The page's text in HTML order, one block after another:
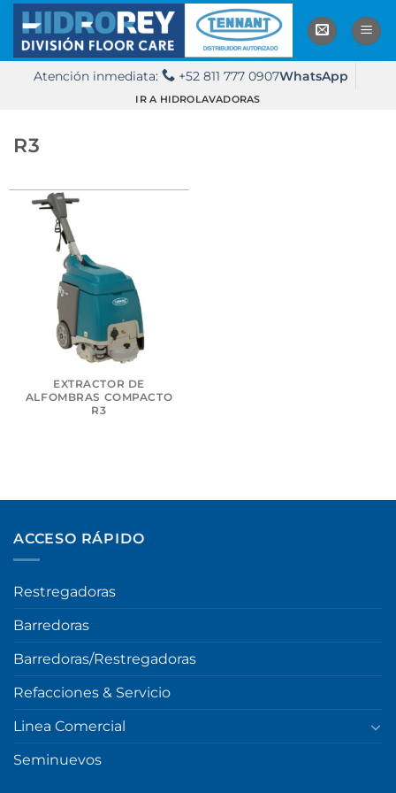
Saltar
contenido
Atención inmediata: +52 811 777 0907WhatsApp
IR A HIDROLAVADORAS
R3
EXTRACTOR DE
ALFOMBRAS COMPACTO
R3
ACCESO RÁPIDO
Restregadoras
Barredoras
Barredoras/Restregadoras
Refacciones & Servicio
Linea Comercial
Seminuevos